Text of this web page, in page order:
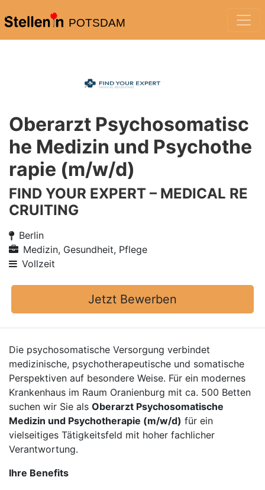
POTSDAM
Oberarzt Psychosomatisc
he Medizin und Psychothe
rapie (m/w/d)
FIND YOUR EXPERT – MEDICAL RE
CRUITING
Berlin
Medizin, Gesundheit, Pflege
Vollzeit
Jetzt Bewerben
Die psychosomatische Versorgung verbindet
medizinische, psychotherapeutische und somatische
Perspektiven auf besondere Weise. Für ein modernes
Krankenhaus im Raum Oranienburg mit ca. 500 Betten
suchen wir Sie als Oberarzt Psychosomatische
Medizin und Psychotherapie (m/w/d) für ein
vielseitiges Tätigkeitsfeld mit hoher fachlicher
Verantwortung.
Ihre Benefits